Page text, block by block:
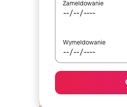
Zameldowanie
Wymeldowanie